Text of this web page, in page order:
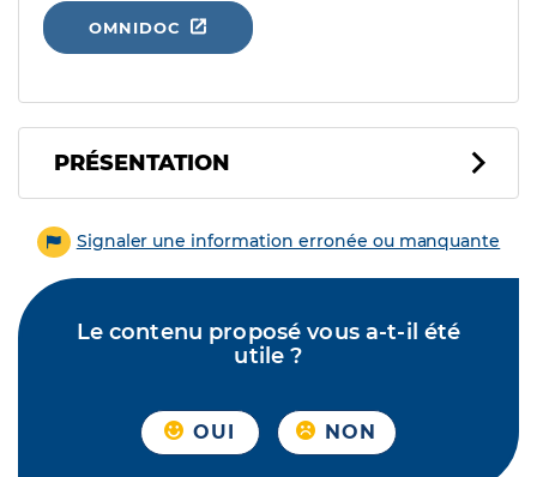
OMNIDOC
PRÉSENTATION
Signaler une information erronée ou manquante
Le contenu proposé vous a-t-il été
utile ?
OUI NON